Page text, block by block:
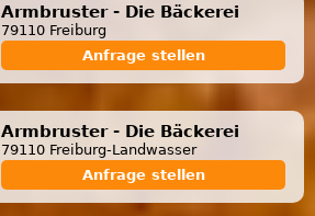
Armbruster - Die Bäckerei
79110 Freiburg
Anfrage stellen
Armbruster - Die Bäckerei
79110 Freiburg-Landwasser
Anfrage stellen